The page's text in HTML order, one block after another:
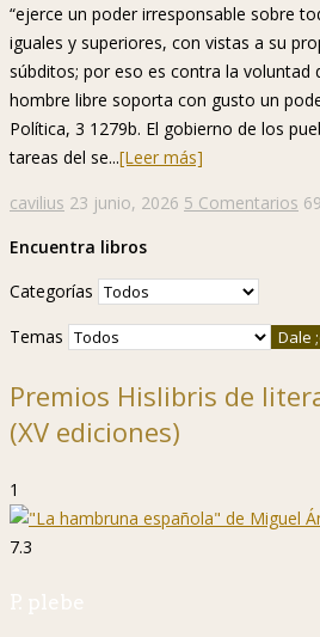
“ejerce un poder irresponsable sobre
iguales y superiores, con vistas a su
súbditos; por eso es contra la voluntad
hombre libre soporta con gusto un
Política, 3 1279b. El gobierno de los
tareas del se...[Leer más]
cavilius 23 junio, 2026 5 Comentarios
Encuentra libros
Categorías
Temas
Premios Hislibris de
(XV ediciones)
1
7.3
P. plebe